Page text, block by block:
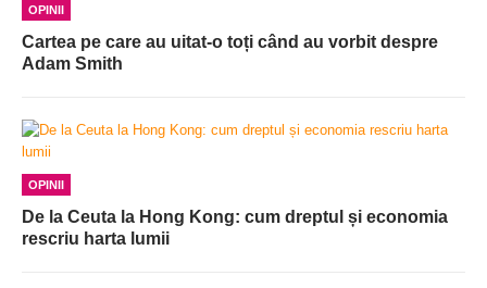
OPINII
Cartea pe care au uitat-o toți când au vorbit despre
Adam Smith
OPINII
De la Ceuta la Hong Kong: cum dreptul și economia
rescriu harta lumii